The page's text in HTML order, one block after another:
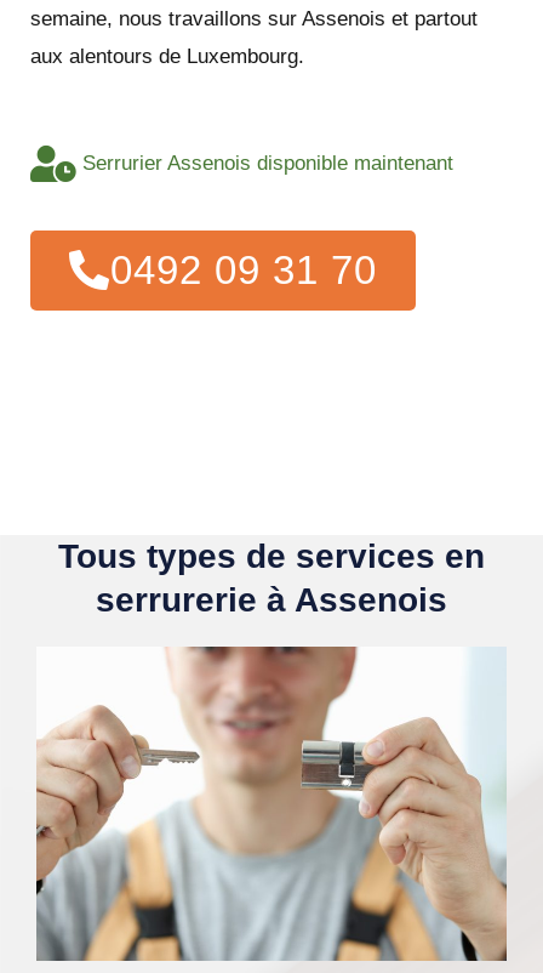
semaine, nous travaillons sur Assenois et partout
aux alentours de Luxembourg.
Serrurier Assenois disponible maintenant
0492 09 31 70
Tous types de services en
serrurerie à Assenois